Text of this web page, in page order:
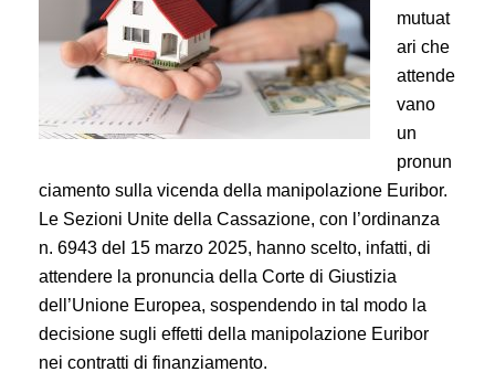
mutuat
ari che
attende
vano
un
pronun
ciamento sulla vicenda della manipolazione Euribor.
Le Sezioni Unite della Cassazione, con l’ordinanza
n. 6943 del 15 marzo 2025, hanno scelto, infatti, di
attendere la pronuncia della Corte di Giustizia
dell’Unione Europea, sospendendo in tal modo la
decisione sugli effetti della manipolazione Euribor
nei contratti di finanziamento.